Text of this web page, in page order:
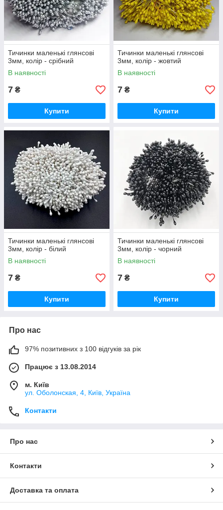
Тичинки маленькі глянсові
3мм, колір - срібний
В наявності
7 ₴
Купити
Тичинки маленькі глянсові
3мм, колір - жовтий
В наявності
7 ₴
Купити
Тичинки маленькі глянсові
3мм, колір - білий
В наявності
7 ₴
Купити
Тичинки маленькі глянсові
3мм, колір - чорний
В наявності
7 ₴
Купити
Про нас
97% позитивних з 100 відгуків за рік
Працює з 13.08.2014
м. Київ
ул. Оболонская, 4, Київ, Україна
Контакти
Про нас
Контакти
Доставка та оплата